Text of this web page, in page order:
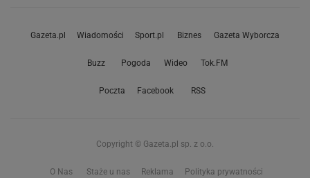
Gazeta.pl Wiadomości Sport.pl Biznes Gazeta Wyborcza
Buzz Pogoda Wideo Tok.FM
Poczta Facebook RSS
Copyright © Gazeta.pl sp. z o.o.
O Nas Staże u nas Reklama Polityka prywatności